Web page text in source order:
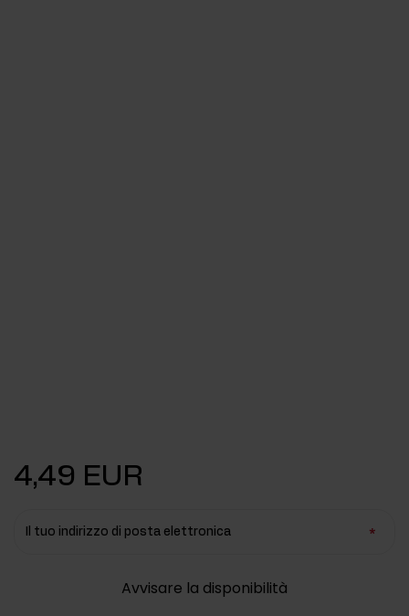
4,49 EUR
Il tuo indirizzo di posta elettronica
Avvisare la disponibilità